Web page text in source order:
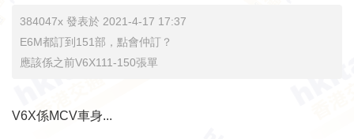
384047x 發表於 2021-4-17 17:37
E6M都訂到151部，點會仲訂？
應該係之前V6X111-150張單
V6X係MCV車身...